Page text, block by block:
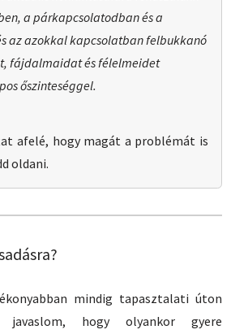
, apárkapcsolatodbanés a
az azokkal kapcsolatban felbukkanó
, fájdalmaidatés félelmeidet
őszinteséggel.
afelé, hogy magát a problémát is
oldani.
mindig tapasztalati úton
javaslom, hogy olyankor gyere